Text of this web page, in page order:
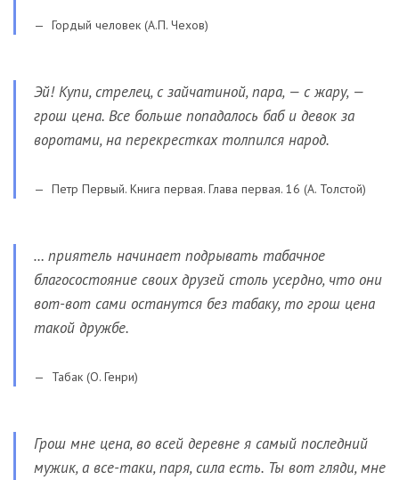
Гордый человек (А.П. Чехов)
Эй! Купи, стрелец, с зайчатиной, пара, — с жару, —
грош цена. Все больше попадалось баб и девок за
воротами, на перекрестках толпился народ.
Петр Первый. Книга первая. Глава первая. 16 (А. Толстой)
… приятель начинает подрывать табачное
благосостояние своих друзей столь усердно, что они
вот-вот сами останутся без табаку, то грош цена
такой дружбе.
Табак (О. Генри)
Грош мне цена, во всей деревне я самый последний
мужик, а все-таки, паря, сила есть. Ты вот гляди, мне